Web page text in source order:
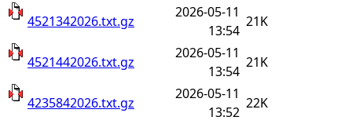
4521342026.txt.gz
2026-05-11
13:54
21K
4521442026.txt.gz
2026-05-11
13:54
21K
4235842026.txt.gz
2026-05-11
13:52
22K